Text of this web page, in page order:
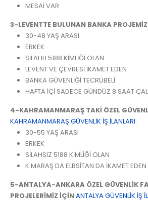
MESAİ VAR
3-LEVENTTE BULUNAN BANKA
30-48 YAŞ ARASI
ERKEK
SİLAHLI 5188 KİMLİĞİ OLAN
LEVENT VE ÇEVRESİ İKAMET EDEN
BANKA GÜVENLİĞİ TECRÜBELİ
HAFTA İÇİ SADECE GÜNDÜZ 8 SAAT
4-KAHRAMANMARAŞ TAKİ ÖZEL
KAHRAMANMARAŞ GÜVENLİK İŞ İLANLARI:
30-55 YAŞ ARASI
ERKEK
SİLAHSIZ 5188 KİMLİĞİ OLAN
K.MARAŞ DA ELBSİTAN DA İKAMET EDEN
5-ANTALYA-ANKARA ÖZEL GÜVENLİK
PROJELERİMİZ İÇİNANTALYA GÜVENLİK İŞ